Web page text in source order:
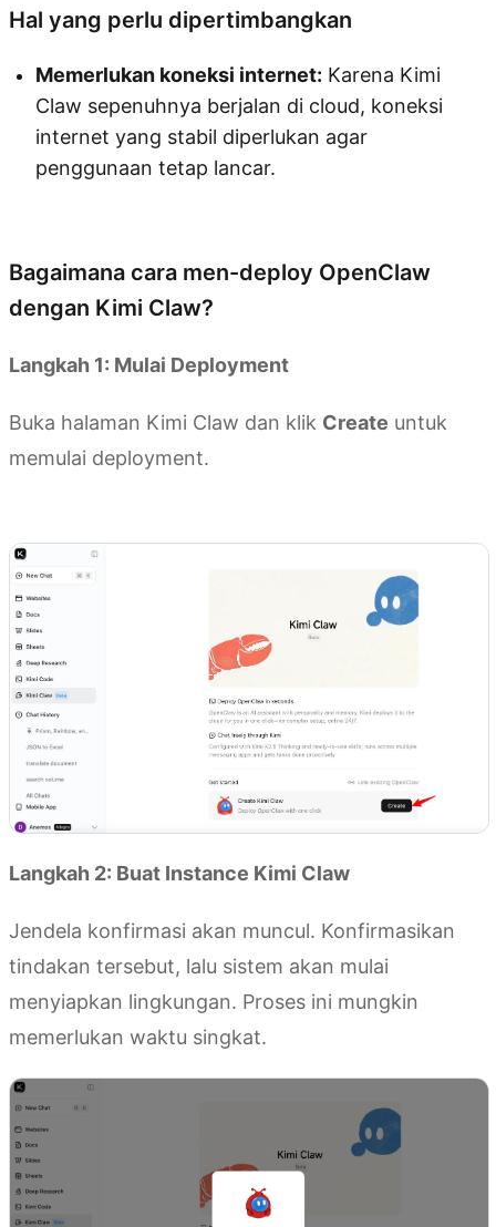
Hal yang perlu dipertimbangkan
Memerlukan koneksi internet: Karena Kimi
Claw sepenuhnya berjalan di cloud, koneksi
internet yang stabil diperlukan agar
penggunaan tetap lancar.
Bagaimana cara men-deploy OpenClaw
dengan Kimi Claw?
Langkah 1: Mulai Deployment
Buka halaman Kimi Claw dan klik Create untuk
memulai deployment.
Langkah 2: Buat Instance Kimi Claw
Jendela konfirmasi akan muncul. Konfirmasikan
tindakan tersebut, lalu sistem akan mulai
menyiapkan lingkungan. Proses ini mungkin
memerlukan waktu singkat.